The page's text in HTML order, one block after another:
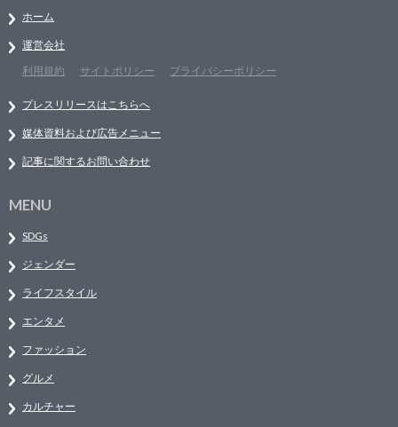
ホーム
運営会社
利用規約
サイトポリシー プライバシーポリシー
プレスリリースはこちらへ
媒体資料および広告メニュー
記事に関するお問い合わせ
MENU
SDGs
ジェンダー
ライフスタイル
エンタメ
ファッション
グルメ
カルチャー